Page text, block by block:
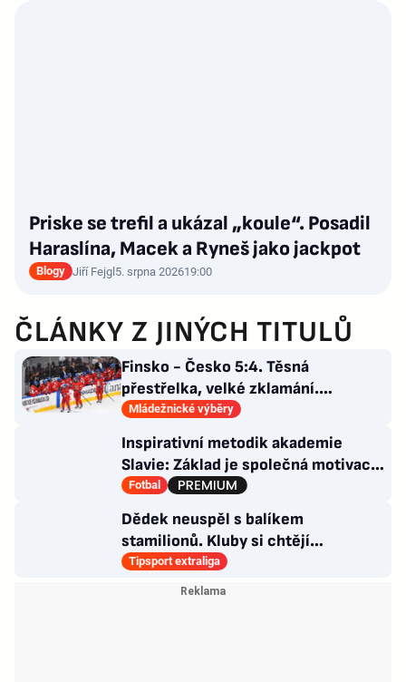
Priske se trefil a ukázal „koule“. Posadil
Haraslína, Macek a Ryneš jako jackpot
Blogy Jiří Fejgl5. srpna 202619:00
ČLÁNKY Z JINÝCH TITULŮ
Finsko - Česko 5:4. Těsná
přestřelka, velké zklamání.
Osmnáctka je mimo semifinále
Mládežnické výběry
Inspirativní metodik akademie
Slavie: Základ je společná motivace.
Nová DNA „sešívaných“
Fotbal
Dědek neuspěl s balíkem
stamilionů. Kluby si chtějí
marketingová práva řídit samy
Tipsport extraliga